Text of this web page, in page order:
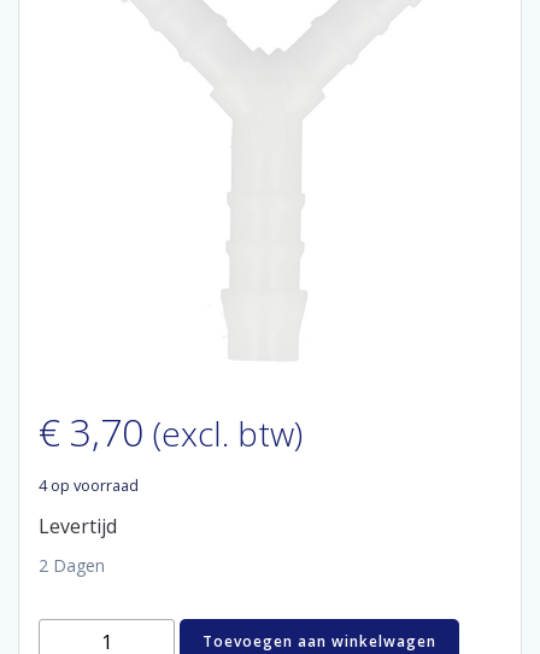
€ 3,70 (excl. btw)
4 op voorraad
Levertijd
2 Dagen
Nylon
Toevoegen aan winkelwagen